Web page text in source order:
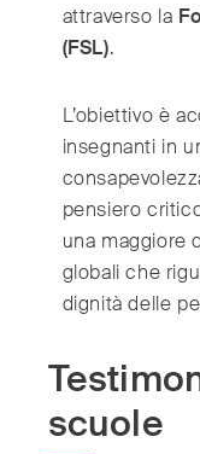
attraverso la
(FSL).
L’obiettivo è
insegnanti in
pensiero
una maggiore
globali che
dignità delle
scuole